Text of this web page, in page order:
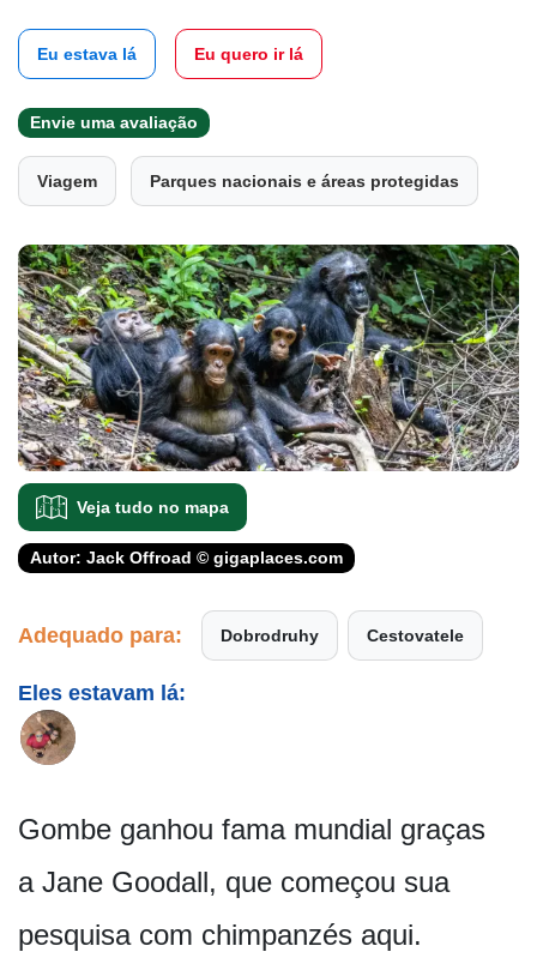
Eu estava lá Eu quero ir lá
Envie uma avaliação
Viagem Parques nacionais e áreas protegidas
Veja tudo no mapa
Autor: Jack Offroad © gigaplaces.com
Adequado para: Dobrodruhy Cestovatele
Eles estavam lá:
Gombe ganhou fama mundial graças
a Jane Goodall, que começou sua
pesquisa com chimpanzés aqui.